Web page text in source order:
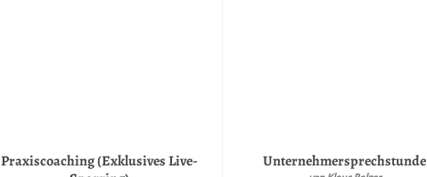
Praxiscoaching (Exklusives Live-
Unternehmersprechstunde